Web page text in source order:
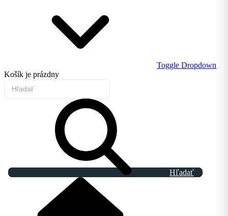
Toggle Dropdown
Košík je prázdny
Hľadať